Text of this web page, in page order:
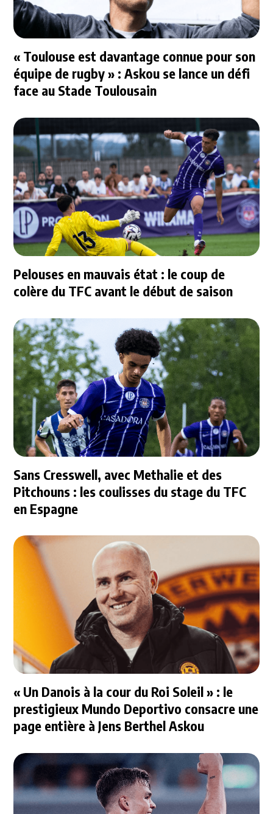
« Toulouse est davantage connue pour son
équipe de rugby » : Askou se lance un défi
face au Stade Toulousain
Pelouses en mauvais état : le coup de
colère du TFC avant le début de saison
Sans Cresswell, avec Methalie et des
Pitchouns : les coulisses du stage du TFC
en Espagne
« Un Danois à la cour du Roi Soleil » : le
prestigieux Mundo Deportivo consacre une
page entière à Jens Berthel Askou